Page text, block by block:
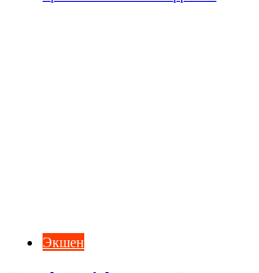
Экшен